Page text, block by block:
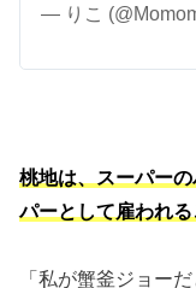
— りこ
桃地は、スーパー
パーとして雇われる
「私が蟹釜ジョー